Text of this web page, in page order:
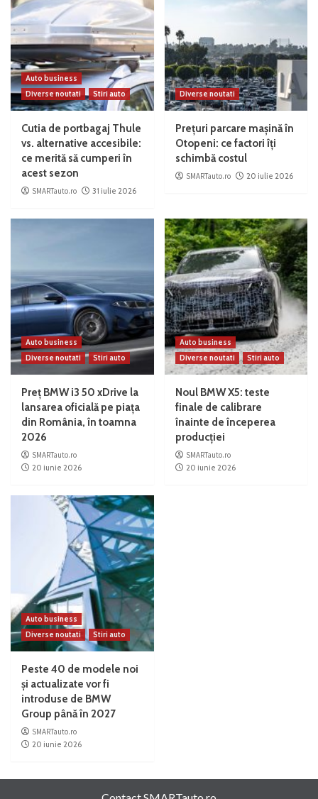
Auto business
Diverse noutati
Stiri auto
Cutia de portbagaj Thule
vs. alternative accesibile:
ce merită să cumperi în
acest sezon
SMARTauto.ro 31 iulie 2026
Diverse noutati
Prețuri parcare mașină în
Otopeni: ce factori îți
schimbă costul
SMARTauto.ro 20 iulie 2026
Auto business
Diverse noutati
Stiri auto
Preț BMW i3 50 xDrive la
lansarea oficială pe piața
din România, în toamna
2026
SMARTauto.ro
20 iunie 2026
Auto business
Diverse noutati
Stiri auto
Noul BMW X5: teste
finale de calibrare
înainte de începerea
producției
SMARTauto.ro
20 iunie 2026
Auto business
Diverse noutati
Stiri auto
Peste 40 de modele noi
și actualizate vor fi
introduse de BMW
Group până în 2027
SMARTauto.ro
20 iunie 2026